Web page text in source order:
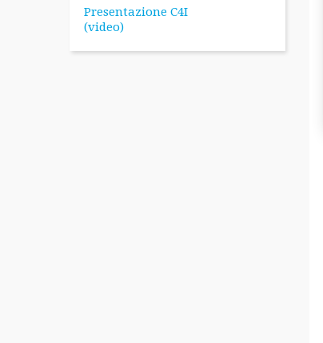
Presentazione C4I
(video)